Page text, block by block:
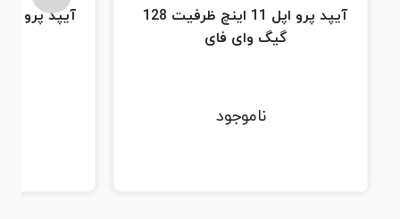
آیپد پرو اپل 11 اینچ ظرفیت 128
گیگ وای فای
ناموجود